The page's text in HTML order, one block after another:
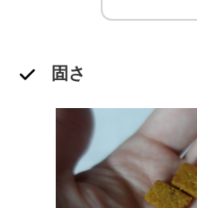
固さ